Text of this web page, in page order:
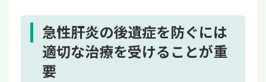
急性肝炎の後遺症を防ぐには
適切な治療を受けることが重
要